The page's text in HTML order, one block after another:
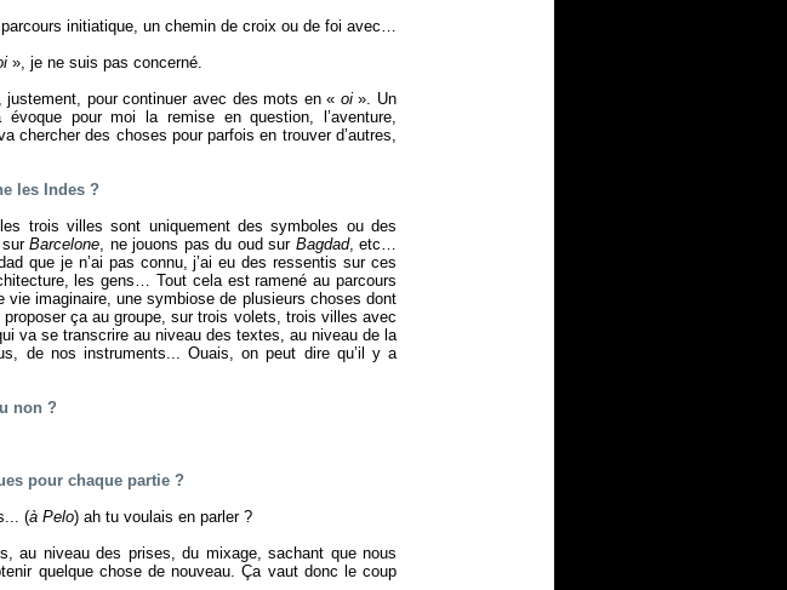
initiatique, un chemin de croix ou de foi avec…
», je ne suis pas concerné.
pour continuer avec des mots en « oi». Un
pour moi la remise en question, l’aventure,
chercher des choses pour parfois en trouver d’autres,
les Indes ?
trois villes sont uniquement des symboles ou des
surBarcelone, ne jouons pas du oud sur Bagdad, etc…
que je n’ai pas connu, j’ai eu des ressentis sur ces
les gens… Tout cela est ramené au parcours
vie imaginaire, une symbiose de plusieurs choses dont
ça au groupe, sur trois volets, trois villes avec
va se transcrire au niveau des textes, au niveau de la
de nos instruments... Ouais, on peut dire qu’il y a
non ?
pour chaque partie ?
(à Pelo) ah tu voulais en parler ?
au niveau des prises, du mixage, sachant que nous
quelque chose de nouveau. Ça vaut donc le coup